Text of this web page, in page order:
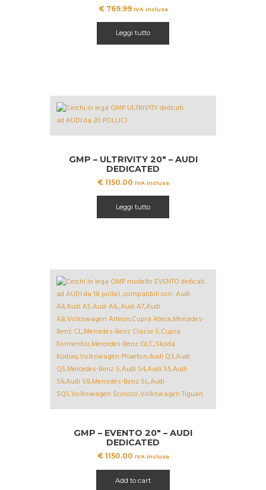
€769.99 IVA inclusa
Leggi tutto
GMP – ULTRIVITY 20″ – AUDI
DEDICATED
€1150.00 IVA inclusa
Leggi tutto
GMP – EVENTO 20″ – AUDI
DEDICATED
€1150.00 IVA inclusa
Add to cart